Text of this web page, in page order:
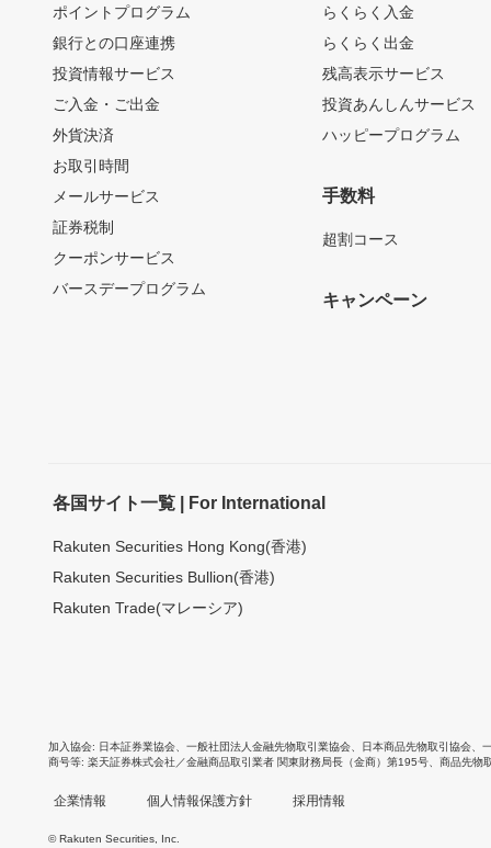
ポイントプログラム
銀行との口座連携
投資情報サービス
ご入金・ご出金
外貨決済
お取引時間
メールサービス
証券税制
クーポンサービス
バースデープログラム
らくらく入金
らくらく出金
残高表示サービス
投資あんしんサービス
ハッピープログラム
手数料
超割コース
キャンペーン
各国サイト一覧 | For International
Rakuten Securities Hong Kong(香港)
Rakuten Securities Bullion(香港)
Rakuten Trade(マレーシア)
加入協会 日本証券業協会 一般社団法人金融先物取引業協会 日本商品先物取引協会
商号等 楽天証券株式会社／金融商品取引業者 関東財務局長（金商）第195号、商品先物
企業情報 個人情報保護方針 採用情報
© Rakuten Securities, Inc.